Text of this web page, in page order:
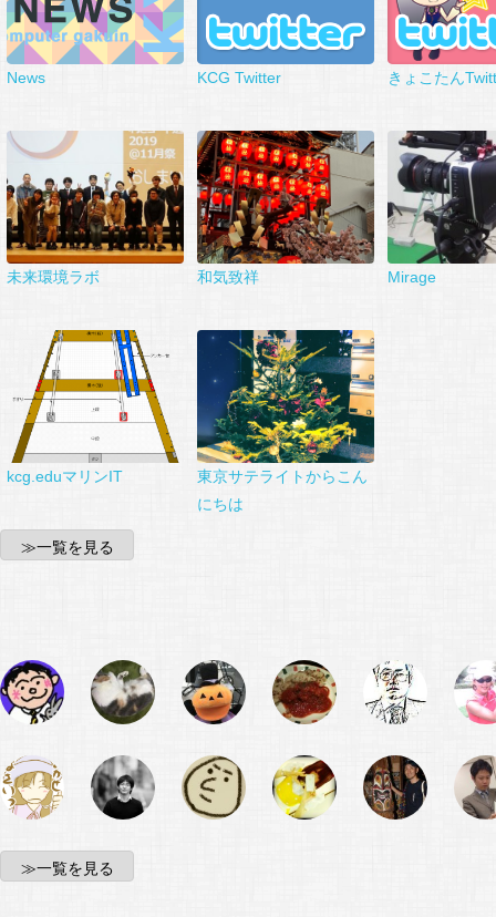
News KCG Twitter きょこたん
未来環境ラボ 和気致祥 Mirage
kcg.eduマリンIT
東京サテライトからこん
にちは
≫一覧を見る
≫一覧を見る